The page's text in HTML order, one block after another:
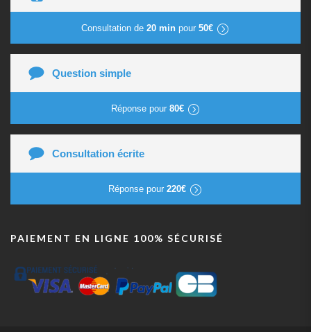
Consultation de 20 min pour 50€
Question simple
Réponse pour 80€
Consultation écrite
Réponse pour 220€
PAIEMENT EN LIGNE 100% SÉCURISÉ